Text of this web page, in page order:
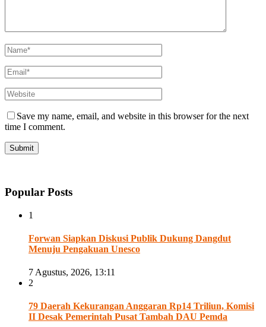
Save my name, email, and website in this browser for the next
time I comment.
Popular Posts
1
Forwan Siapkan Diskusi Publik Dukung Dangdut
Menuju Pengakuan Unesco
7 Agustus, 2026, 13:11
2
79 Daerah Kekurangan Anggaran Rp14 Triliun, Komisi
II Desak Pemerintah Pusat Tambah DAU Pemda